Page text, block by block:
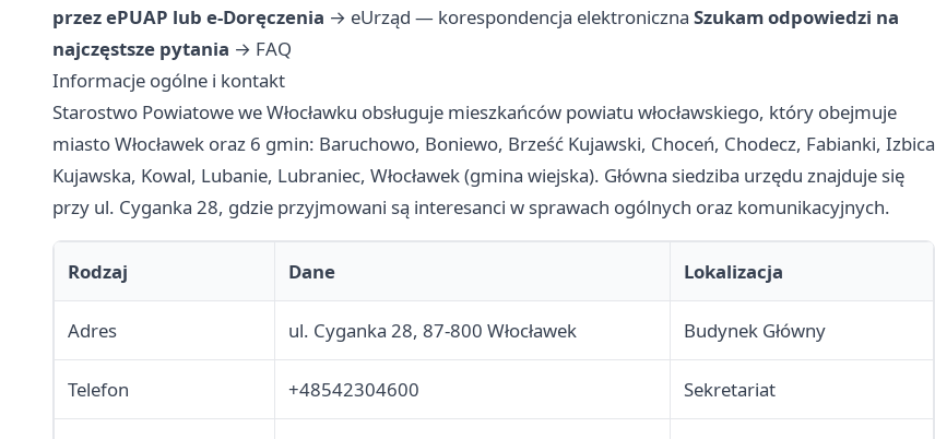
przez ePUAP lub e-Doręczenia → eUrząd — korespondencja elektroniczna Szukam odpowiedzi na
najczęstsze pytania → FAQ
Informacje ogólne i kontakt
Starostwo Powiatowe we Włocławku obsługuje mieszkańców powiatu włocławskiego, który obejmuje
miasto Włocławek oraz 6 gmin: Baruchowo, Boniewo, Brześć Kujawski, Choceń, Chodecz, Fabianki, Izbica
Kujawska, Kowal, Lubanie, Lubraniec, Włocławek (gmina wiejska). Główna siedziba urzędu znajduje się
przy ul. Cyganka 28, gdzie przyjmowani są interesanci w sprawach ogólnych oraz komunikacyjnych.
Rodzaj Dane Lokalizacja
Adres ul. Cyganka 28, 87-800 Włocławek Budynek Główny
Telefon +48542304600 Sekretariat